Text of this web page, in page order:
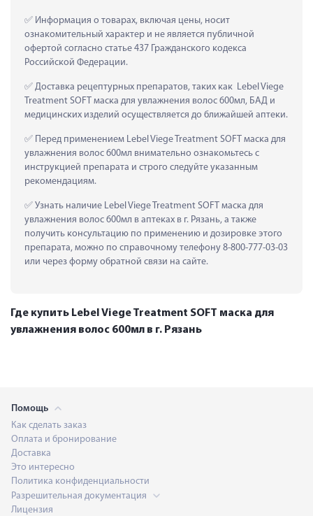
Информация о товарах, включая цены, носит
ознакомительный характер и не является публичной
офертой согласно статье 437 Гражданского кодекса
Российской Федерации.
Доставка рецептурных препаратов, таких как  Lebel Viege
Treatment SOFT маска для увлажнения волос 600мл, БАД и
медицинских изделий осуществляется до ближайшей аптеки.
Перед применением Lebel Viege Treatment SOFT маска для
увлажнения волос 600мл внимательно ознакомьтесь с
инструкцией препарата и строго следуйте указанным
рекомендациям.
Узнать наличие Lebel Viege Treatment SOFT маска для
увлажнения волос 600мл в аптеках в г. Рязань, а также
получить консультацию по применению и дозировке этого
препарата, можно по справочному телефону 8-800-777-03-03
или через форму обратной связи на сайте.
Где купить Lebel Viege Treatment SOFT маска для
увлажнения волос 600мл в г. Рязань
Помощь
Как сделать заказ
Оплата и бронирование
Доставка
Это интересно
Политика конфиденциальности
Разрешительная документация
Лицензия